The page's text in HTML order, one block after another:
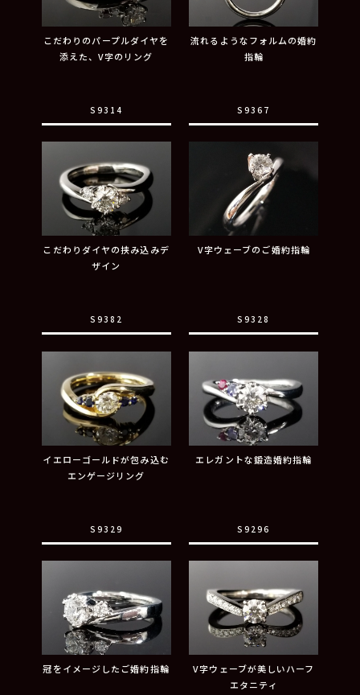
こだわりのパープルダイヤを
添えた、V字のリング
S9314
流れるようなフォルムの婚約
指輪
S9367
こだわりダイヤの挟み込みデ
ザイン
S9382
V字ウェーブのご婚約指輪
S9328
イエローゴールドが包み込む
エンゲージリング
S9329
エレガントな鍛造婚約指輪
S9296
冠をイメージしたご婚約指輪
V字ウェーブが美しいハーフ
エタニティ